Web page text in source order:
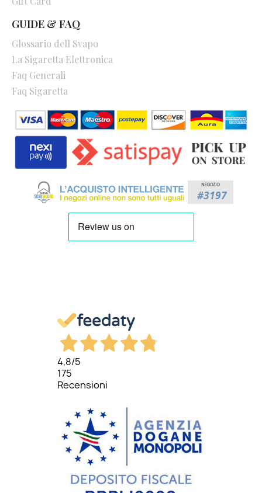
GUIDE & FAQ
Glossario dell Svapo
La Sigaretta Elettronica
Faq Generali
Faq Sigaretta
4,8/5
175
Recensioni